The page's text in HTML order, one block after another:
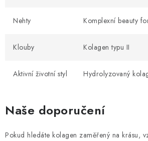
Nehty Komplexní beauty
Klouby Kolagen typu II
Aktivní životní styl Hydrolyzovaný
Naše doporučení
Pokud hledáte kolagen zaměřený na krásu,